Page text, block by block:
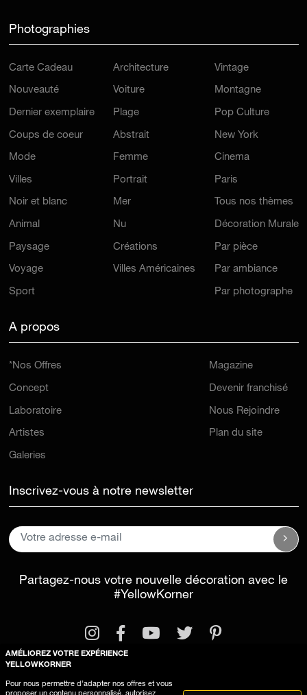
Photographies
Carte Cadeau
Nouveauté
Dernier exemplaire
Coups de coeur
Mode
Villes
Noir et blanc
Animal
Paysage
Voyage
Sport
Architecture
Voiture
Plage
Abstrait
Femme
Portrait
Mer
Nu
Créations
Villes Américaines
Vintage
Montagne
Pop Culture
New York
Cinema
Paris
Tous nos thèmes
Décoration Murale
Par pièce
Par ambiance
Par photographe
A propos
*Nos Offres
Concept
Laboratoire
Artistes
Galeries
Magazine
Devenir franchisé
Nous Rejoindre
Plan du site
Inscrivez-vous à notre newsletter
Partagez-nous votre nouvelle décoration avec le
#YellowKorner
AMÉLIOREZ VOTRE EXPÉRIENCE
YELLOWKORNER
Pour nous permettre d’adapter nos offres et vous